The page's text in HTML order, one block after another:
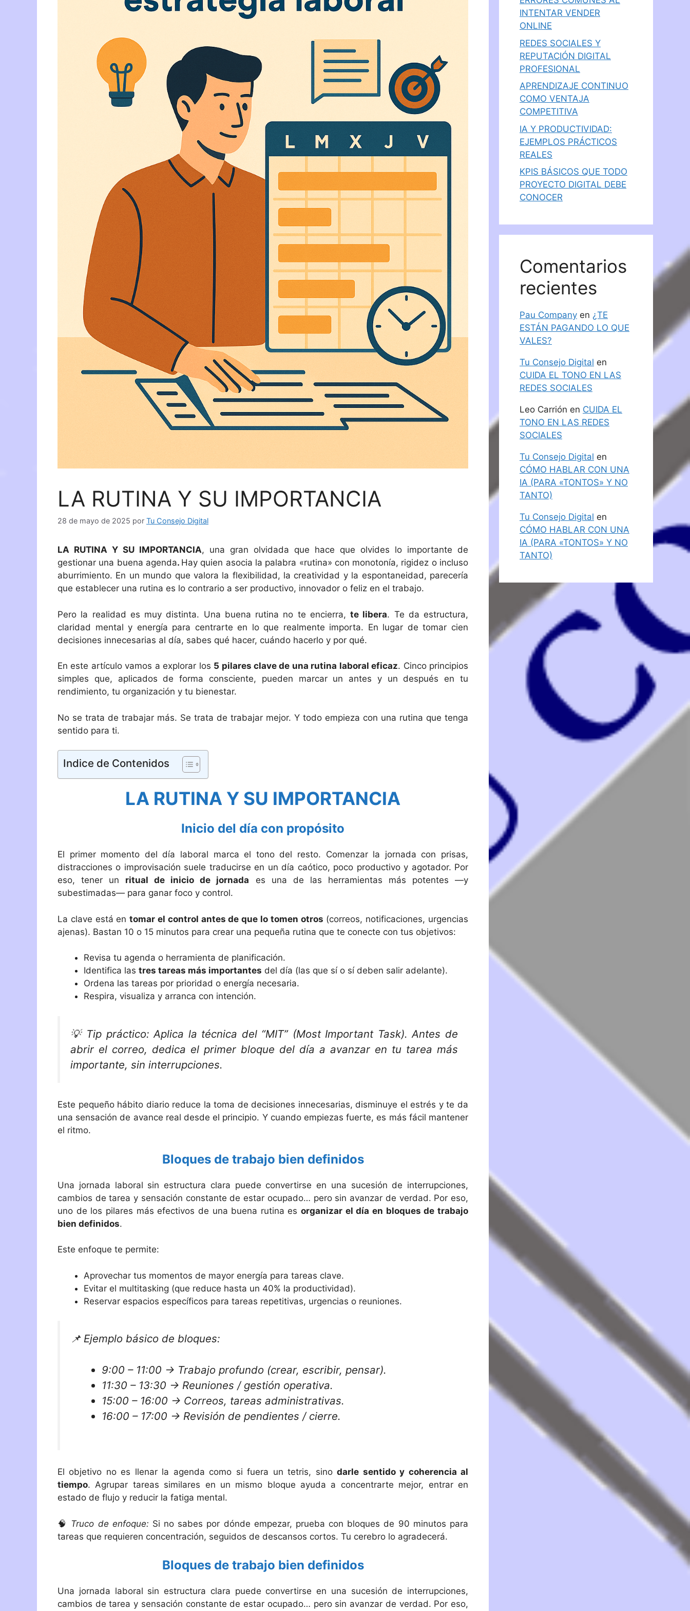
LA RUTINA Y SU IMPORTANCIA
28 de mayo de 2025 por Tu Consejo Digital
LA RUTINA Y SU IMPORTANCIA, una gran olvidada que hace que olvides lo importante de
gestionar una buena agenda. Hay quien asocia la palabra «rutina» con monotonía, rigidez o incluso
aburrimiento. En un mundo que valora la flexibilidad, la creatividad y la espontaneidad, parecería
que establecer una rutina es lo contrario a ser productivo, innovador o feliz en el trabajo.
Pero la realidad es muy distinta. Una buena rutina no te encierra, te libera. Te da estructura,
claridad mental y energía para centrarte en lo que realmente importa. En lugar de tomar cien
decisiones innecesarias al día, sabes qué hacer, cuándo hacerlo y por qué.
En este artículo vamos a explorar los 5 pilares clave de una rutina laboral eficaz. Cinco principios
simples que, aplicados de forma consciente, pueden marcar un antes y un después en tu
rendimiento, tu organización y tu bienestar.
No se trata de trabajar más. Se trata de trabajar mejor. Y todo empieza con una rutina que tenga
sentido para ti.
Indice de Contenidos
LA RUTINA Y SU IMPORTANCIA
Inicio del día con propósito
El primer momento del día laboral marca el tono del resto. Comenzar la jornada con prisas,
distracciones o improvisación suele traducirse en un día caótico, poco productivo y agotador. Por
eso, tener un ritual de inicio de jornada es una de las herramientas más potentes —y
subestimadas— para ganar foco y control.
La clave está entomar el control antes de que lo tomen otros (correos, notificaciones, urgencias
ajenas). Bastan 10 o 15 minutos para crear una pequeña rutina que te conecte con tus objetivos:
Revisa tu agenda o herramienta de planificación.
Identifica las tres tareas más importantes del día (las que sí o sí deben salir adelante).
Ordena las tareas por prioridad o energía necesaria.
Respira, visualiza y arranca con intención.
💡 Tip práctico: Aplica la técnica del “MIT” (Most Important Task). Antes de
abrir el correo, dedica el primer bloque del día a avanzar en tu tarea más
importante, sin interrupciones.
Este pequeño hábito diario reduce la toma de decisiones innecesarias, disminuye el estrés y te da
una sensación de avance real desde el principio. Y cuando empiezas fuerte, es más fácil mantener
el ritmo.
Bloques de trabajo bien definidos
Una jornada laboral sin estructura clara puede convertirse en una sucesión de interrupciones,
cambios de tarea y sensación constante de estar ocupado… pero sin avanzar de verdad. Por eso,
uno de los pilares más efectivos de una buena rutina esorganizar el día en bloques de trabajo
bien definidos.
Este enfoque te permite:
Aprovechar tus momentos de mayor energía para tareas clave.
Evitar el multitasking (que reduce hasta un 40% la productividad).
Reservar espacios específicos para tareas repetitivas, urgencias o reuniones.
📌 Ejemplo básico de bloques:
9:00 – 11:00 → Trabajo profundo (crear, escribir, pensar).
11:30 – 13:30 → Reuniones / gestión operativa.
15:00 – 16:00 → Correos, tareas administrativas.
16:00 – 17:00 → Revisión de pendientes / cierre.
El objetivo no es llenar la agenda como si fuera un tetris, sinodarle sentido y coherencia al
tiempo. Agrupar tareas similares en un mismo bloque ayuda a concentrarte mejor, entrar en
estado de flujo y reducir la fatiga mental.
🧠 Truco de enfoque: Si no sabes por dónde empezar, prueba con bloques de 90 minutos para
tareas que requieren concentración, seguidos de descansos cortos. Tu cerebro lo agradecerá.
Bloques de trabajo bien definidos
Una jornada laboral sin estructura clara puede convertirse en una sucesión de interrupciones,
cambios de tarea y sensación constante de estar ocupado… pero sin avanzar de verdad. Por eso,
INTENTAR VENDER
ONLINE
REDES SOCIALES Y
REPUTACIÓN DIGITAL
PROFESIONAL
APRENDIZAJE CONTINUO
COMO VENTAJA
COMPETITIVA
IA Y PRODUCTIVIDAD:
EJEMPLOS PRÁCTICOS
REALES
KPIS BÁSICOS QUE TODO
PROYECTO DIGITAL DEBE
CONOCER
Comentarios
recientes
Pau Company en ¿TE
ESTÁN PAGANDO LO QUE
VALES?
Tu Consejo Digital en
CUIDA EL TONO EN LAS
REDES SOCIALES
Leo Carrión en CUIDA EL
TONO EN LAS REDES
SOCIALES
Tu Consejo Digital en
CÓMO HABLAR CON UNA
IA (PARA «TONTOS» Y NO
TANTO)
Tu Consejo Digital en
CÓMO HABLAR CON UNA
IA (PARA «TONTOS» Y NO
TANTO)